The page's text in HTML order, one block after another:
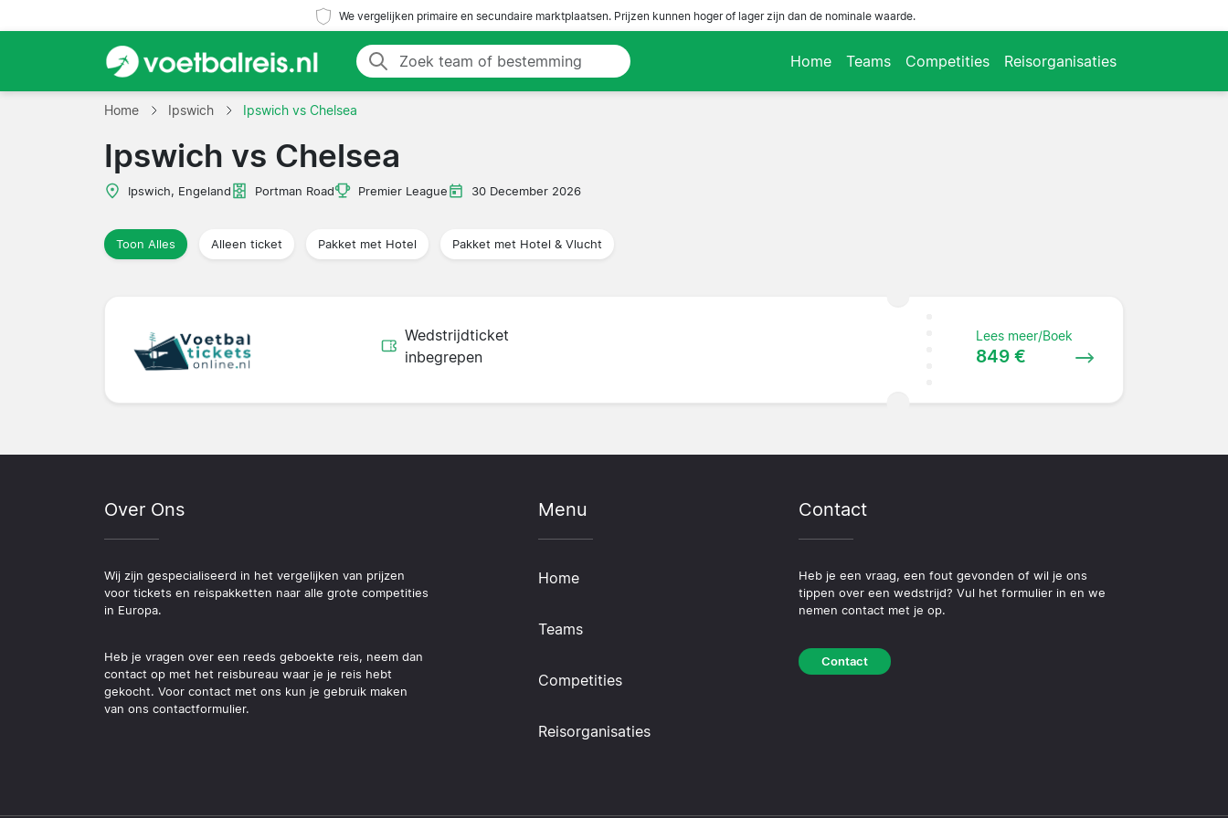
We vergelijken primaire en secundaire marktplaatsen. Prijzen kunnen hoger of lager zijn dan de nominale waarde.
Home Teams Competities Reisorganisaties
Home Ipswich Ipswich vs Chelsea
Ipswich vs Chelsea
Ipswich, Engeland Portman Road Premier League 30 December 2026
Toon Alles Alleen ticket Pakket met Hotel Pakket met Hotel & Vlucht
Wedstrijdticket
inbegrepen
Lees meer/Boek
849 €
Over Ons
Wij zijn gespecialiseerd in het vergelijken van prijzen
voor tickets en reispakketten naar alle grote competities
in Europa.
Heb je vragen over een reeds geboekte reis, neem dan
contact op met het reisbureau waar je je reis hebt
gekocht. Voor contact met ons kun je gebruik maken
van ons contactformulier.
Menu
Home
Teams
Competities
Reisorganisaties
Contact
Heb je een vraag, een fout gevonden of wil je ons
tippen over een wedstrijd? Vul het formulier in en we
nemen contact met je op.
Contact